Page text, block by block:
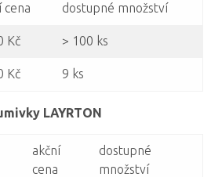
cena dostupné množství
Kč > 100 ks
Kč 9 ks
LAYRTON
akční
cena
dostupné
množství